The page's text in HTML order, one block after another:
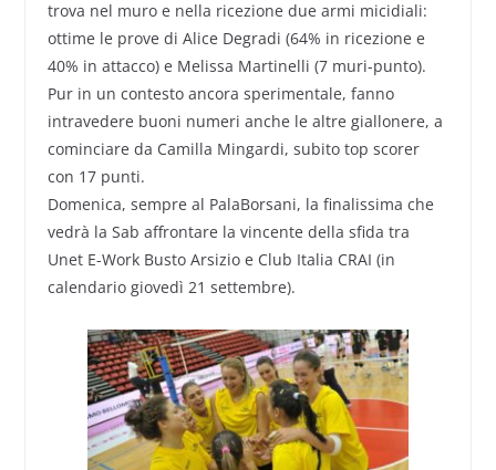
trova nel muro e nella ricezione due armi micidiali:
ottime le prove di Alice Degradi (64% in ricezione e
40% in attacco) e Melissa Martinelli (7 muri-punto).
Pur in un contesto ancora sperimentale, fanno
intravedere buoni numeri anche le altre giallonere, a
cominciare da Camilla Mingardi, subito top scorer
con 17 punti.
Domenica, sempre al PalaBorsani, la finalissima che
vedrà la Sab affrontare la vincente della sfida tra
Unet E-Work Busto Arsizio e Club Italia CRAI (in
calendario giovedì 21 settembre).